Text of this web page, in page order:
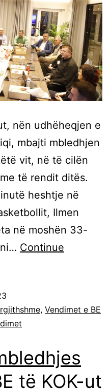
nën udhëheqjen e
mbajti mbledhjen
vit, në të cilën
të rendit ditës.
heshtje në
Ilmen
në moshën 33-
Continue
, Vendimet e BE
të KOK-ut